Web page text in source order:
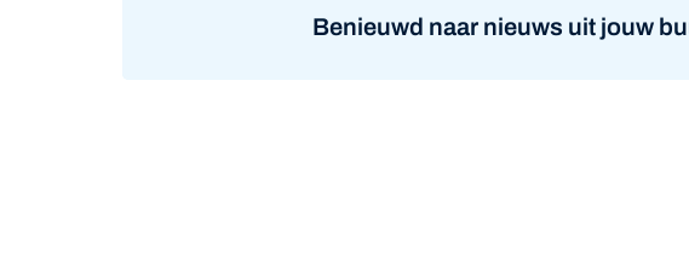
Benieuwd naar nieuws uit jouw